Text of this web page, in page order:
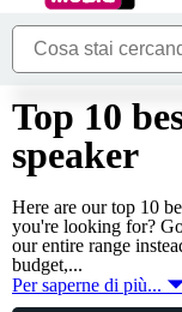
Top 10
speaker
Here are our top 10
you're looking for?
our entire range
budget,...
Per saperne di più...